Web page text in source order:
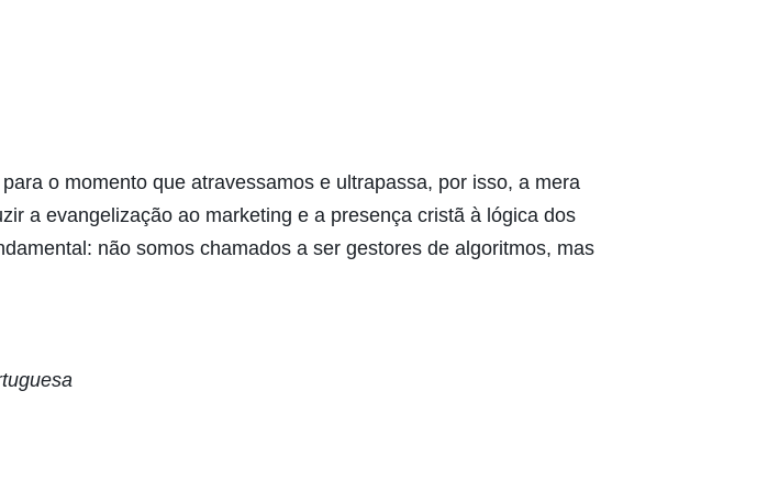
o momento que atravessamos e ultrapassa, por isso, a mera
a evangelização ao marketing e a presença cristã à lógica dos
não somos chamados a ser gestores de algoritmos, mas